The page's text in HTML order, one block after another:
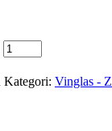
Kategori: Vinglas -